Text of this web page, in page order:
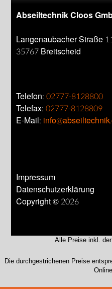
Abseiltechnik Cloos
Langenaubacher Straße
35767 Breitscheid
Telefon:02777-8128800
Telefax:02777-8128809
E-Mail:
Impressum
Datenschutzerklärung
Copyright © 2026
Alle Preise inkl.
Die durchgestrichenen Preise